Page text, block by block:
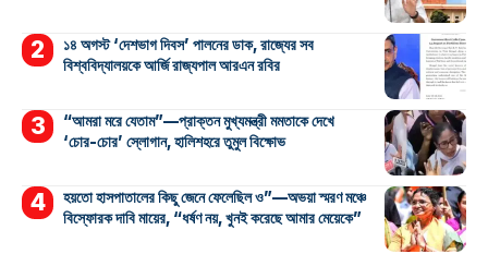
১৪ অগস্ট ‘দেশভাগ দিবস’ পালনের ডাক, রাজ্যের সব
বিশ্ববিদ্যালয়কে আর্জি রাজ্যপাল আরএন রবির
“আমরা মরে যেতাম”—প্রাক্তন মুখ্যমন্ত্রী মমতাকে দেখে
‘চোর-চোর’ স্লোগান, হালিশহরে তুমুল বিক্ষোভ
হয়তো হাসপাতালের কিছু জেনে ফেলেছিল ও”—অভয়া স্মরণ মঞ্চে
বিস্ফোরক দাবি মায়ের, “ধর্ষণ নয়, খুনই করেছে আমার মেয়েকে”